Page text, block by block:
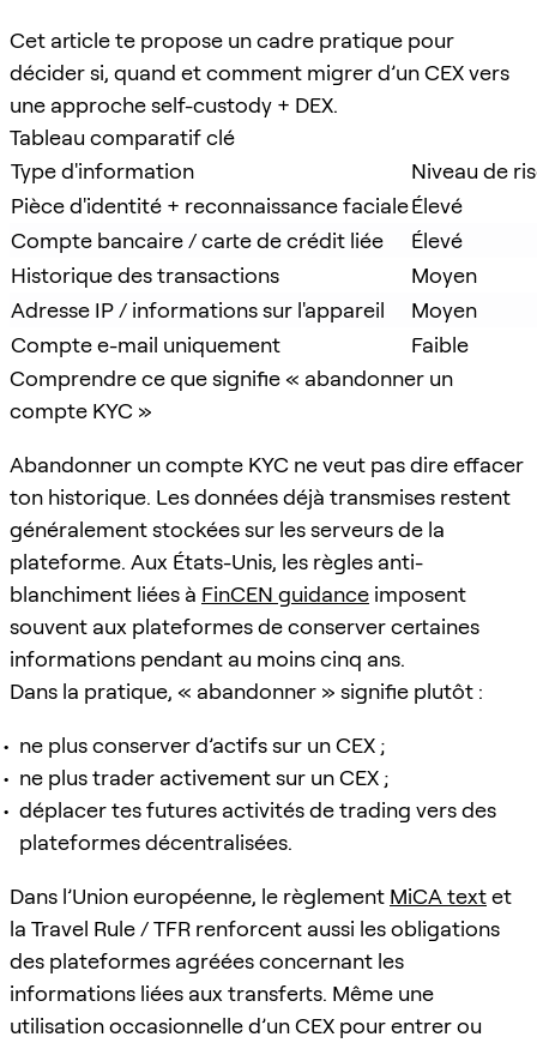
Cet article te propose un cadre pratique pour
décider si, quand et comment migrer d’un CEX vers
une approche self-custody + DEX.
Tableau comparatif clé
Type d'information
Niveau de
Pièce d'identité + reconnaissance facialeÉlevé
Compte bancaire / carte de crédit liée
Élevé
Historique des transactions
Moyen
Adresse IP / informations sur l'appareil
Moyen
Compte e-mail uniquement
Faible
Comprendre ce que signifie « abandonner un
compte KYC »
Abandonner un compte KYC ne veut pas dire effacer
ton historique. Les données déjà transmises restent
généralement stockées sur les serveurs de la
plateforme. Aux États-Unis, les règles anti-
blanchiment liées à FinCEN guidance imposent
souvent aux plateformes de conserver certaines
informations pendant au moins cinq ans.
Dans la pratique, « abandonner » signifie plutôt :
ne plus conserver d’actifs sur un CEX ;
ne plus trader activement sur un CEX ;
déplacer tes futures activités de trading vers des
plateformes décentralisées.
Dans l’Union européenne, le règlement MiCA textet
la Travel Rule / TFR renforcent aussi les obligations
des plateformes agréées concernant les
informations liées aux transferts. Même une
utilisation occasionnelle d’un CEX pour entrer ou